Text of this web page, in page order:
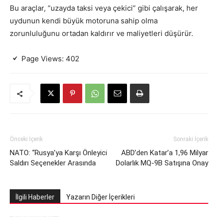
Bu araçlar, “uzayda taksi veya çekici” gibi çalışarak, her
uydunun kendi büyük motoruna sahip olma
zorunluluğunu ortadan kaldırır ve maliyetleri düşürür.
Page Views: 402
Önceki İçerik
NATO: “Rusya’ya Karşı Önleyici
Saldırı Seçenekler Arasında
Sonraki İçerik
ABD’den Katar’a 1,96 Milyar
Dolarlık MQ-9B Satışına Onay
İlgili Haberler Yazarın Diğer İçerikleri